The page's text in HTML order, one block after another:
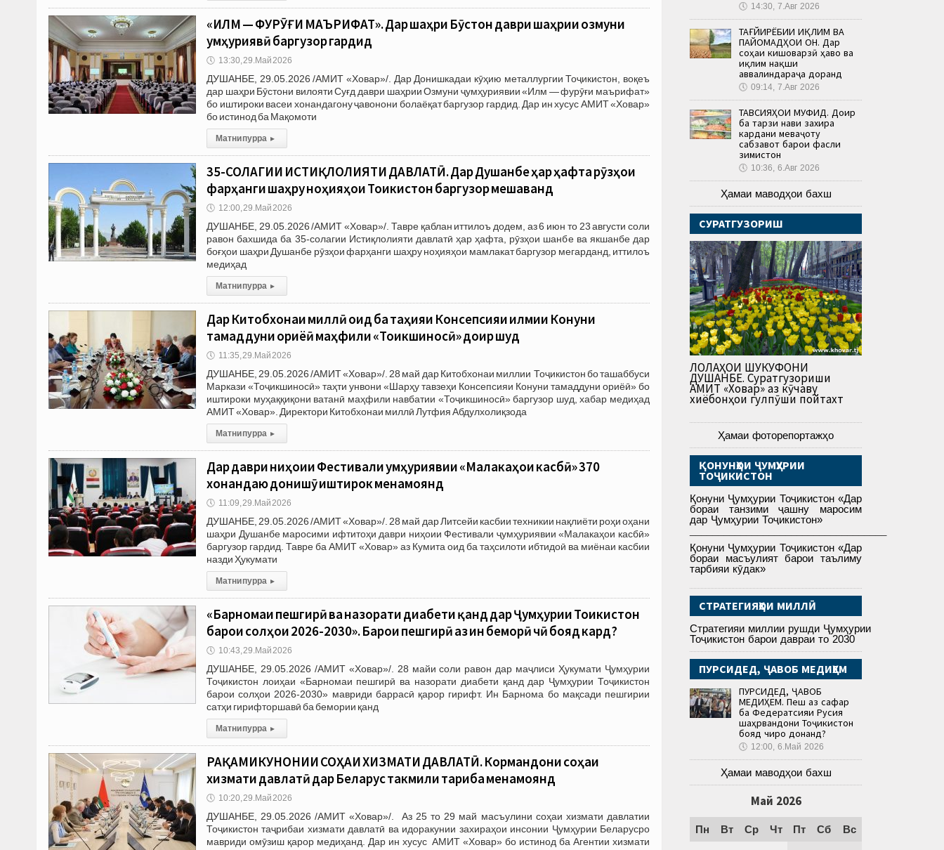
«ИЛМ — ФУРӮҒИ МАЪРИФАТ». Дар шаҳри Бӯстон даври шаҳрии озмуни
ҷумҳуриявӣ баргузор гардид
🕔 13:30, 29.Май 2026
ДУШАНБЕ, 29.05.2026 /АМИТ «Ховар»/. Дар Донишкадаи кӯҳию металлургии Тоҷикистон, воқеъ
дар шаҳри Бӯстони вилояти Суғд даври шаҳрии Озмуни ҷумҳуриявии «Илм — фурӯғи маърифат»
бо иштироки васеи хонандагону ҷавонони болаёқат баргузор гардид. Дар ин хусус АМИТ «Ховар»
бо истинод ба Мақомоти
Матни пурра ▸
35-СОЛАГИИ ИСТИҚЛОЛИЯТИ ДАВЛАТӢ. Дар Душанбе ҳар ҳафта рӯзҳои
фарҳанги шаҳру ноҳияҳои Тоҷикистон баргузор мешаванд
🕔 12:00, 29.Май 2026
ДУШАНБЕ, 29.05.2026 /АМИТ «Ховар»/. Тавре қаблан иттилоъ додем, аз 6 июн то 23 августи соли
равон бахшида ба 35-солагии Истиқлолияти давлатӣ ҳар ҳафта, рӯзҳои шанбе ва якшанбе дар
боғҳои шаҳри Душанбе рӯзҳои фарҳанги шаҳру ноҳияҳои мамлакат баргузор мегарданд, иттилоъ
медиҳад
Матни пурра ▸
Дар Китобхонаи миллӣ оид ба таҳияи Консепсияи илмии Конуни
тамаддуни ориёӣ маҳфили «Тоҷикшиносӣ» доир шуд
🕔 11:35, 29.Май 2026
ДУШАНБЕ, 29.05.2026 /АМИТ «Ховар»/. 28 май дар Китобхонаи миллии Тоҷикистон бо ташаббуси
Маркази «Тоҷикшиносӣ» таҳти унвони «Шарҳу тавзеҳи Консепсияи Конуни тамаддуни ориёӣ» бо
иштироки муҳаққиқони ватанӣ маҳфили навбатии «Тоҷикшиносӣ» баргузор шуд, хабар медиҳад
АМИТ «Ховар». Директори Китобхонаи миллӣ Лутфия Абдулхолиқзода
Матни пурра ▸
Дар даври ниҳоии Фестивали ҷумҳуриявии «Малакаҳои касбӣ» 370
хонандаю донишҷӯ иштирок менамоянд
🕔 11:09, 29.Май 2026
ДУШАНБЕ, 29.05.2026 /АМИТ «Ховар»/. 28 май дар Литсейи касбии техникии нақлиёти роҳи оҳани
шаҳри Душанбе маросими ифтитоҳи даври ниҳоии Фестивали ҷумҳуриявии «Малакаҳои касбӣ»
баргузор гардид. Тавре ба АМИТ «Ховар» аз Кумита оид ба таҳсилоти ибтидоӣ ва миёнаи касбии
назди Ҳукумати
Матни пурра ▸
«Барномаи пешгирӣ ва назорати диабети қанд дар Ҷумҳурии Тоҷикистон
барои солҳои 2026-2030». Барои пешгирӣ аз ин беморӣ чӣ бояд кард?
🕔 10:43, 29.Май 2026
ДУШАНБЕ, 29.05.2026 /АМИТ «Ховар»/. 28 майи соли равон дар маҷлиси Ҳукумати Ҷумҳурии
Тоҷикистон лоиҳаи «Барномаи пешгирӣ ва назорати диабети қанд дар Ҷумҳурии Тоҷикистон
барои солҳои 2026-2030» мавриди баррасӣ қарор гирифт. Ин Барнома бо мақсади пешгирии
сатҳи гирифторшавӣ ба бемории қанд
Матни пурра ▸
РАҚАМИКУНОНИИ СОҲАИ ХИЗМАТИ ДАВЛАТӢ. Кормандони соҳаи
хизмати давлатӣ дар Беларус такмили таҷриба менамоянд
🕔 10:20, 29.Май 2026
ДУШАНБЕ, 29.05.2026 /АМИТ «Ховар»/. Аз 25 то 29 май масъулини соҳаи хизмати давлатии
Тоҷикистон таҷрибаи хизмати давлатӣ ва идоракунии захираҳои инсонии Ҷумҳурии Беларусро
мавриди омӯзиш қарор медиҳанд. Дар ин хусус АМИТ «Ховар» бо истинод ба Агентии хизмати
🕔 14:30, 7.Авг 2026
ТАҒЙИРЁБИИ ИҚЛИМ ВА
ПАЙОМАДҲОИ ОН. Дар
соҳаи кишоварзӣ ҳаво ва
иқлим нақши
аввалиндараҷа доранд
🕔 09:14, 7.Авг 2026
ТАВСИЯҲОИ МУФИД. Доир
ба тарзи нави захира
кардани меваҷоту
сабзавот барои фасли
зимистон
🕔 10:36, 6.Авг 2026
Ҳамаи маводҳои бахш
СУРАТГУЗОРИШ
ЛОЛАҲОИ ШУКУФОНИ
ДУШАНБЕ. Суратгузориши
АМИТ «Ховар» аз кӯчаву
хиёбонҳои гулпӯши пойтахт
Ҳамаи фоторепортажҳо
ҚОНУНҲОИ ҶУМҲУРИИ
ТОҶИКИСТОН
Қонуни Ҷумҳурии Тоҷикистон «Дар
бораи танзими ҷашну маросим
дар Ҷумҳурии Тоҷикистон»
Қонуни Ҷумҳурии Тоҷикистон «Дар
бораи масъулият барои таълиму
тарбияи кӯдак»
СТРАТЕГИЯҲОИ МИЛЛӢ
Стратегияи миллии рушди Ҷумҳурии
Тоҷикистон барои давраи то 2030
ПУРСИДЕД, ҶАВОБ МЕДИҲЕМ
ПУРСИДЕД, ҶАВОБ
МЕДИҲЕМ. Пеш аз сафар
ба Федератсияи Русия
шаҳрвандони Тоҷикистон
бояд чиро донанд?
🕔 12:00, 6.Май 2026
Ҳамаи маводҳои бахш
Май 2026
Пн Вт Ср Чт Пт Сб Вс